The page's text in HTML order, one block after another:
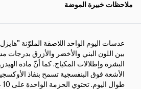
ملاحظات خبيرة الموضة
عدسات اليوم الواحد اللاصقة الملوّنة
بين اللون البني والأخضر والأزرق بدرجات
البشرة وإطلالات المكياج. كما أنّ مادة
الأشعة فوق البنفسجية تسمح بنفاذ